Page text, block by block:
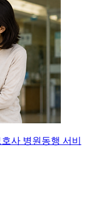
사 병원동행 서비